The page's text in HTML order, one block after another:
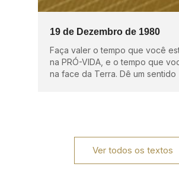
19 de Dezembro de 1980
Faça valer o tempo que você
na PRÓ-VIDA, e o tempo que
na face da Terra. Dê um sentido
Ver todos os textos